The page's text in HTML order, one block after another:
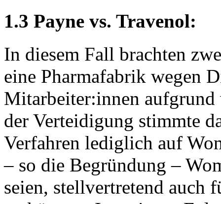
1.3 Payne vs. Travenol:
In diesem Fall brachten
eine Pharmafabrik wegen
Mitarbeiter:innen
der Verteidigung stimmte
Verfahren lediglich auf
– so die Begründung –
seien, stellvertretend auch